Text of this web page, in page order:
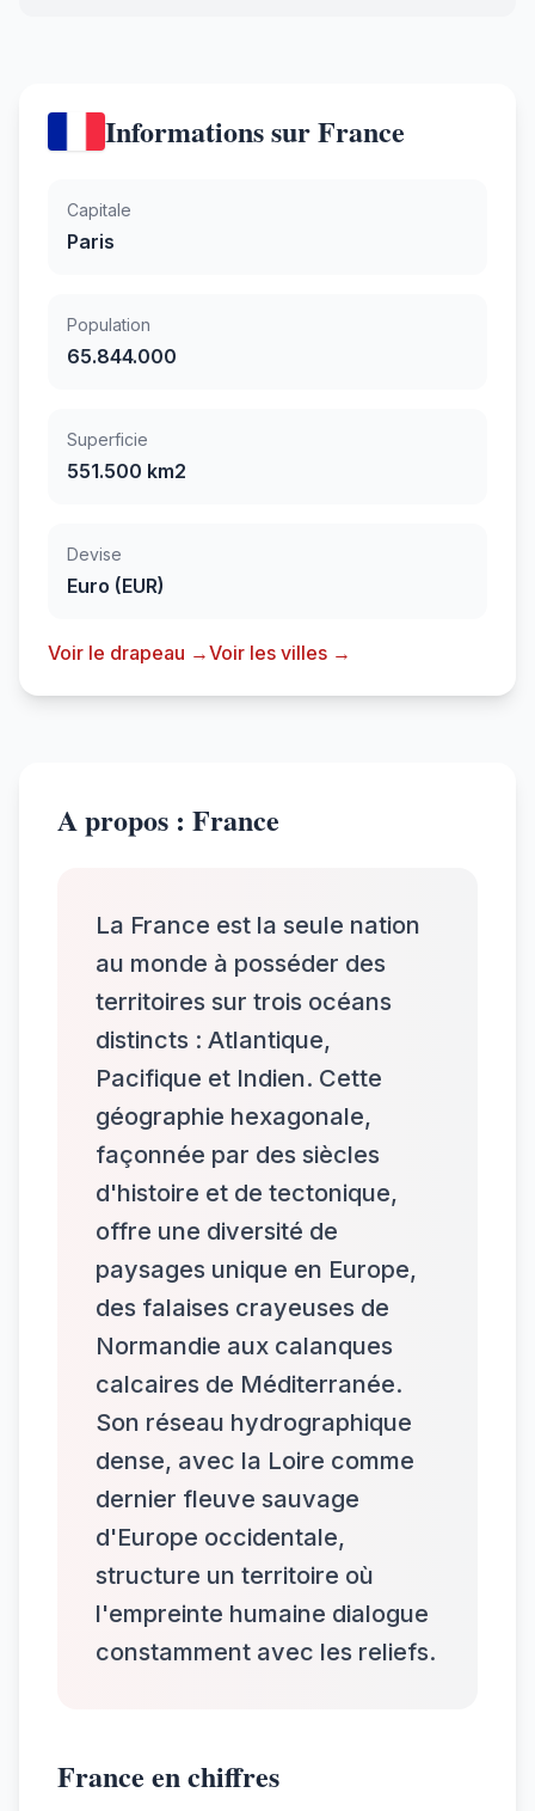
Informations sur France
Capitale
Paris
Population
65.844.000
Superficie
551.500 km2
Devise
Euro (EUR)
Voir le drapeau →Voir les villes →
A propos : France
La France est la seule nation
au monde à posséder des
territoires sur trois océans
distincts : Atlantique,
Pacifique et Indien. Cette
géographie hexagonale,
façonnée par des siècles
d'histoire et de tectonique,
offre une diversité de
paysages unique en Europe,
des falaises crayeuses de
Normandie aux calanques
calcaires de Méditerranée.
Son réseau hydrographique
dense, avec la Loire comme
dernier fleuve sauvage
d'Europe occidentale,
structure un territoire où
l'empreinte humaine dialogue
constamment avec les reliefs.
France en chiffres